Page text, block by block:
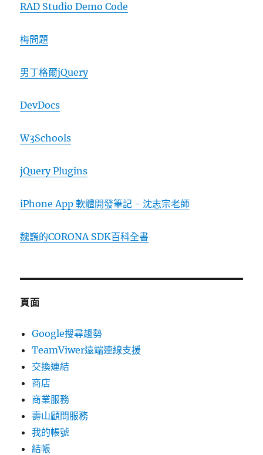
RAD Studio Demo Code
梅問題
男丁格爾jQuery
DevDocs
W3Schools
jQuery Plugins
iPhone App 軟體開發筆記 - 沈志宗老師
魏巍的CORONA SDK百科全書
頁面
Google搜尋趨勢
TeamViwer遠端連線支援
交換連結
商店
商業服務
壽山顧問服務
我的帳號
結帳